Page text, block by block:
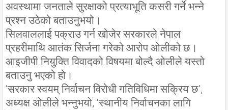
अवस्थामा जनताले सुरक्षाको प्रत्याभूति कसरी गर्ने भन्ने
प्रश्न उठेको बताउनुभयो।
सिलवाललाई पक्राउ गर्न खोजेर सरकारले नेपाल
प्रहरीमाथि आतंक सिर्जना गरेको आरोप ओलीको छ।
आइजीपी नियुक्ति विवादको विषयमा बोल्दै ओलीले यस्तो
बताउनु भएको हो।
‘सरकार स्वयम् निर्वाचन विरोधी गतिविधिमा सक्रिय छ’,
अध्यक्ष ओलीले भन्नुभयो, ‘स्थानीय निर्वाचनका लागि